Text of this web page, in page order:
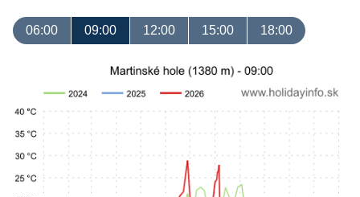
06:00 09:00 12:00 15:00 18:00